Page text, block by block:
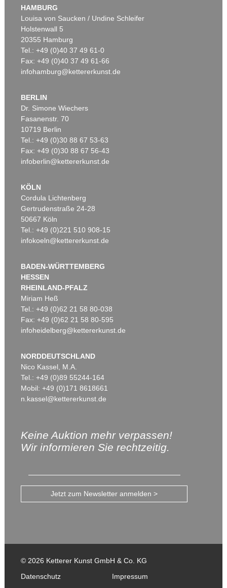
HAMBURG
Louisa von Saucken / Undine Schleifer
Holstenwall 5
20355 Hamburg
Tel.: +49 (0)40 37 49 61-0
Fax: +49 (0)40 37 49 61-66
infohamburg@kettererkunst.de
BERLIN
Dr. Simone Wiechers
Fasanenstr. 70
10719 Berlin
Tel.: +49 (0)30 88 67 53-63
Fax: +49 (0)30 88 67 56-43
infoberlin@kettererkunst.de
KÖLN
Cordula Lichtenberg
Gertrudenstraße 24-28
50667 Köln
Tel.: +49 (0)221 510 908-15
infokoeln@kettererkunst.de
BADEN-WÜRTTEMBERG
HESSEN
RHEINLAND-PFALZ
Miriam Heß
Tel.: +49 (0)62 21 58 80-038
Fax: +49 (0)62 21 58 80-595
infoheidelberg@kettererkunst.de
NORDDEUTSCHLAND
Nico Kassel, M.A.
Tel.: +49 (0)89 55244-164
Mobil: +49 (0)171 8618661
n.kassel@kettererkunst.de
Keine Auktion mehr verpassen!
Wir informieren Sie rechtzeitig.
Jetzt zum Newsletter anmelden >
© 2026 Ketterer Kunst GmbH & Co. KG
Datenschutz
Impressum